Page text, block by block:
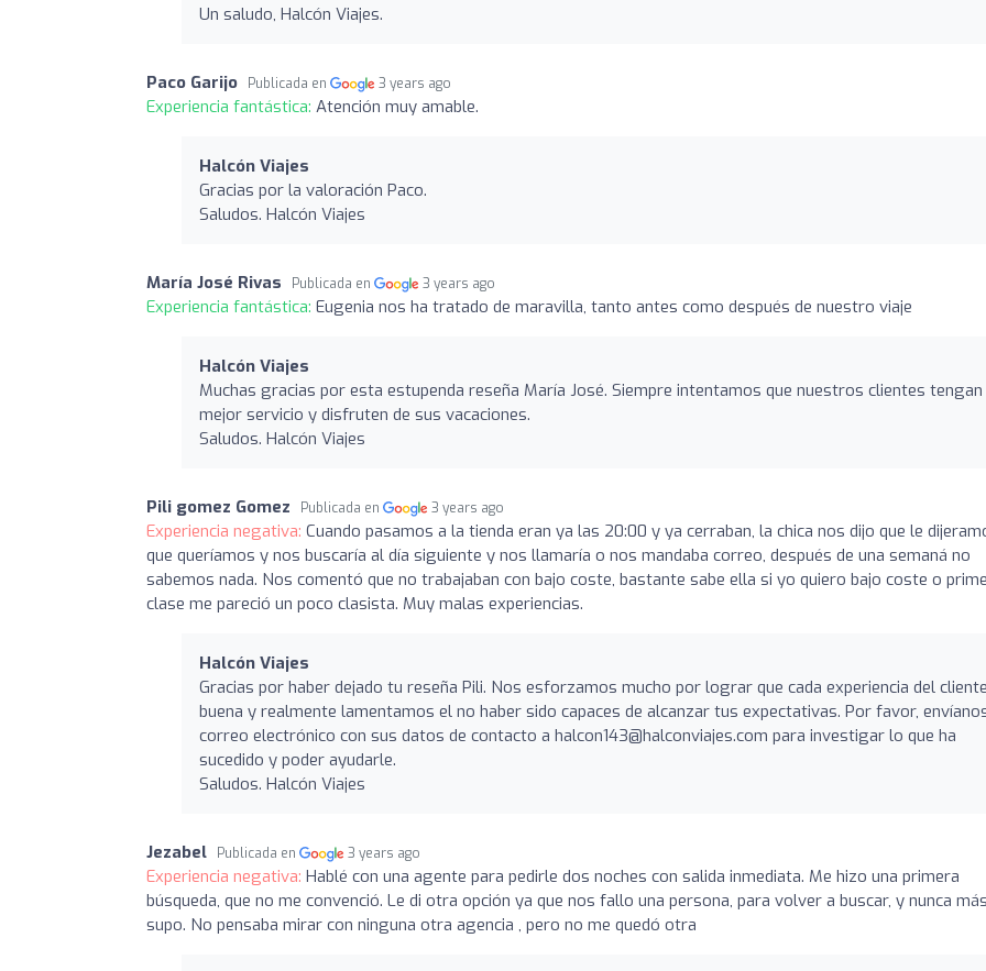
Un saludo, Halcón Viajes.
Paco Garijo Publicada en 3 years ago
Experiencia fantástica: Atención muy amable.
Halcón Viajes
Gracias por la valoración Paco.
Saludos. Halcón Viajes
María José Rivas Publicada en 3 years ago
Experiencia fantástica: Eugenia nos ha tratado de maravilla, tanto antes como después de nuestro viaje
Halcón Viajes
Muchas gracias por esta estupenda reseña María José. Siempre intentamos que nuestros clientes
mejor servicio y disfruten de sus vacaciones.
Saludos. Halcón Viajes
Pili gomez Gomez Publicada en 3 years ago
Experiencia negativa: Cuando pasamos a la tienda eran ya las 20:00 y ya cerraban, la chica nos dijo que le
que queríamos y nos buscaría al día siguiente y nos llamaría o nos mandaba correo, después de una semaná no
sabemos nada. Nos comentó que no trabajaban con bajo coste, bastante sabe ella si yo quiero bajo coste o
clase me pareció un poco clasista. Muy malas experiencias.
Halcón Viajes
Gracias por haber dejado tu reseña Pili. Nos esforzamos mucho por lograr que cada experiencia del
buena y realmente lamentamos el no haber sido capaces de alcanzar tus expectativas. Por favor,
correo electrónico con sus datos de contacto a halcon143@halconviajes.com para investigar lo que ha
sucedido y poder ayudarle.
Saludos. Halcón Viajes
Jezabel Publicada en 3 years ago
Experiencia negativa: Hablé con una agente para pedirle dos noches con salida inmediata. Me hizo una primera
búsqueda, que no me convenció. Le di otra opción ya que nos fallo una persona, para volver a buscar, y nunca
supo. No pensaba mirar con ninguna otra agencia , pero no me quedó otra